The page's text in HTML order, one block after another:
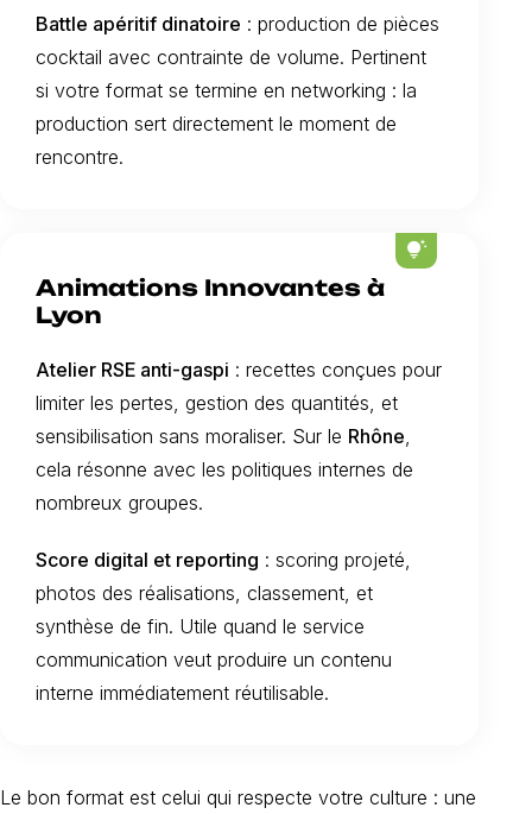
Battle apéritif dinatoire : production de pièces
cocktail avec contrainte de volume. Pertinent
si votre format se termine en networking : la
production sert directement le moment de
rencontre.
Animations Innovantes à
Lyon
Atelier RSE anti-gaspi : recettes conçues pour
limiter les pertes, gestion des quantités, et
sensibilisation sans moraliser. Sur le Rhône
cela résonne avec les politiques internes de
nombreux groupes.
Score digital et reporting : scoring projeté,
photos des réalisations, classement, et
synthèse de fin. Utile quand le service
communication veut produire un contenu
interne immédiatement réutilisable.
tips_and_updates
Le bon format est celui qui respecte votre culture : une